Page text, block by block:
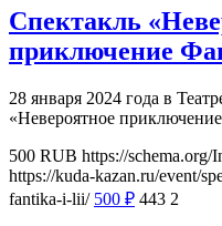
Спектакль
приключение
28 января 2024 года в
«Невероятное
500 RUB https://schema.org/
https://kuda-kazan.ru/event/
fantika-i-lii/ 500 ₽ 443 2